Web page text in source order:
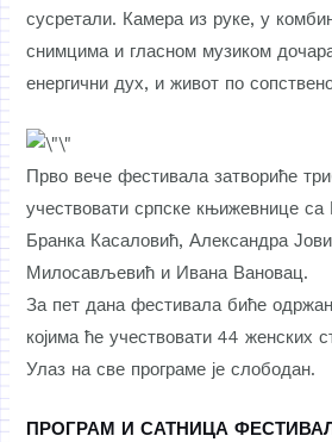
сусретали. Камера из руке, у
снимцима и гласном музиком
енергични дух, и живот по
Прво вече фестивала затвориће
учествовати српске књижевнице са
Бранка Касаловић, Александра
Милосављевић и Ивана Вановац.
За пет дана фестивала биће
којима ће учествовати 44 женских
Улаз на све програме је слободан.
ПРОГРАМ И САТНИЦА